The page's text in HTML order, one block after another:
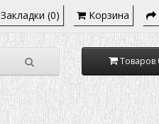
Закладки (0) Корзина
Товаров